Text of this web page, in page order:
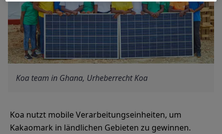
Koa team in Ghana, Urheberrecht Koa
Koa nutzt mobile Verarbeitungseinheiten, um
Kakaomark in ländlichen Gebieten zu gewinnen.